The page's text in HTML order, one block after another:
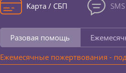
Карта / СБП SMS
Разовая помощь
Ежемесячные пожертвования -